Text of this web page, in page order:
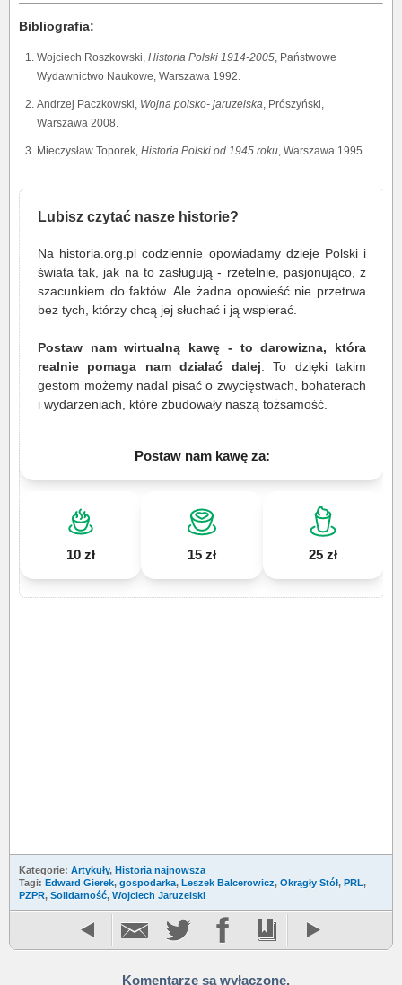
Bibliografia:
Wojciech Roszkowski, Historia Polski 1914-2005, Państwowe
Wydawnictwo Naukowe, Warszawa 1992.
Andrzej Paczkowski, Wojna polsko- jaruzelska, Prószyński,
Warszawa 2008.
Mieczysław Toporek, Historia Polski od 1945 roku, Warszawa 1995.
Lubisz czytać nasze historie?
Na historia.org.pl codziennie opowiadamy dzieje Polski i
świata tak, jak na to zasługują - rzetelnie, pasjonująco, z
szacunkiem do faktów. Ale żadna opowieść nie przetrwa
bez tych, którzy chcą jej słuchać i ją wspierać.
Postaw nam wirtualną kawę - to darowizna, która
realnie pomaga nam działać dalej . To dzięki takim
gestom możemy nadal pisać o zwycięstwach, bohaterach
i wydarzeniach, które zbudowały naszą tożsamość.
Postaw nam kawę za:
10 zł 15 zł 25 zł
Kategorie: Artykuły, Historia najnowsza
Tagi: Edward Gierek, gospodarka, Leszek Balcerowicz, Okrągły Stół, PRL,
PZPR, Solidarność, Wojciech Jaruzelski
Komentarze są wyłączone.